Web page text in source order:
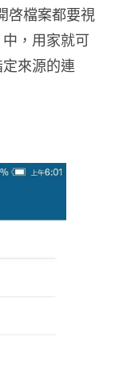
啓檔案都要視
，用家就可
來源的連